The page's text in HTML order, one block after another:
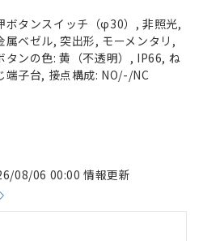
ボタンスイッチ（φ30）, 非照光,
属ベゼル, 突出形, モーメンタリ,
タンの色: 黄（不透明）, IP66, ね
端子台, 接点構成: NO/-/NC
08/06 00:00 情報更新